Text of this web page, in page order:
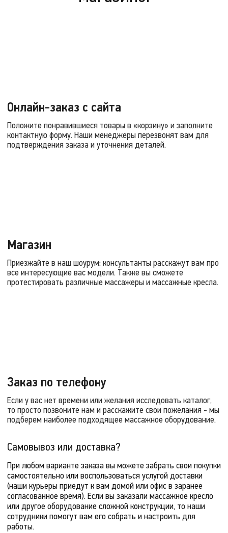
Онлайн-заказ с сайта
Положите понравившиеся товары в «корзину» и заполните
контактную форму. Наши менеджеры перезвонят вам для
подтверждения заказа и уточнения деталей.
Магазин
Приезжайте в наш шоурум: консультанты расскажут вам про
все интересующие вас модели. Также вы сможете
протестировать различные массажеры и массажные кресла.
Заказ по телефону
Если у вас нет времени или желания исследовать каталог,
то просто позвоните нам и расскажите свои пожелания - мы
подберем наиболее подходящее массажное оборудование.
Самовывоз или доставка?
При любом варианте заказа вы можете забрать свои покупки
самостоятельно или воспользоваться услугой доставки
(наши курьеры приедут к вам домой или офис в заранее
согласованное время). Если вы заказали массажное кресло
или другое оборудование сложной конструкции, то наши
сотрудники помогут вам его собрать и настроить для
работы.